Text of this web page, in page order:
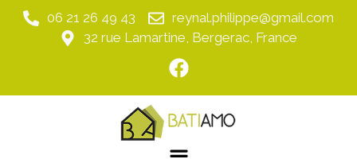
06 21 26 49 43
reynal.philippe@gmail.com
32 rue Lamartine, Bergerac, France